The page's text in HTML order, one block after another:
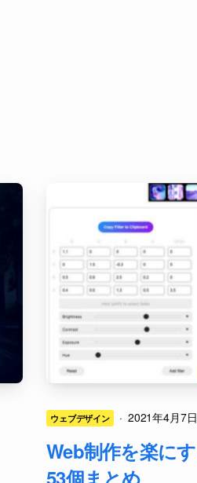
ウェブデザイン · 2021年4月7日
Web制作を楽に
53個まとめ